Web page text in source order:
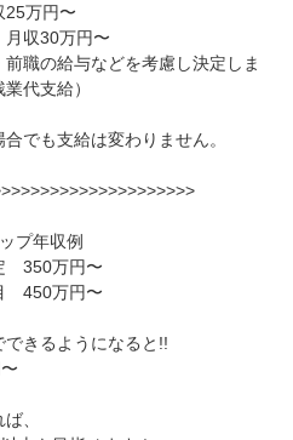
25万円〜
月収30万円〜
職の給与などを考慮し決定しま
代支給）
でも支給は変わりません。
プ年収例
350万円〜
450万円〜
できるようになると!!
、